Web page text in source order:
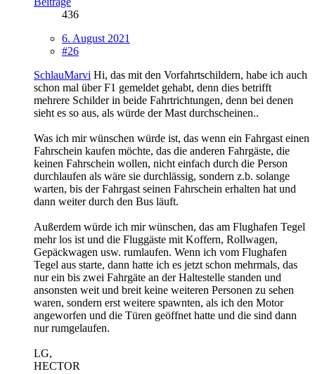
436
6. August 2021
#26
SchlauMarvi Hi, das mit den Vorfahrtschildern, habe ich auch
schon mal über F1 gemeldet gehabt, denn dies betrifft
mehrere Schilder in beide Fahrtrichtungen, denn bei denen
sieht es so aus, als würde der Mast durchscheinen..
Was ich mir wünschen würde ist, das wenn ein Fahrgast einen
Fahrschein kaufen möchte, das die anderen Fahrgäste, die
keinen Fahrschein wollen, nicht einfach durch die Person
durchlaufen als wäre sie durchlässig, sondern z.b. solange
warten, bis der Fahrgast seinen Fahrschein erhalten hat und
dann weiter durch den Bus läuft.
Außerdem würde ich mir wünschen, das am Flughafen Tegel
mehr los ist und die Fluggäste mit Koffern, Rollwagen,
Gepäckwagen usw. rumlaufen. Wenn ich vom Flughafen
Tegel aus starte, dann hatte ich es jetzt schon mehrmals, das
nur ein bis zwei Fahrgäte an der Haltestelle standen und
ansonsten weit und breit keine weiteren Personen zu sehen
waren, sondern erst weitere spawnten, als ich den Motor
angeworfen und die Türen geöffnet hatte und die sind dann
nur rumgelaufen.
LG,
HECTOR